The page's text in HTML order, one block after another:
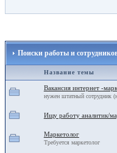
Поиски работы и
Название темы
Вакансия интернет -
нужен штатный сотрудник
Ищу работу аналитик/
Маркетолог
Требуется маркетолог